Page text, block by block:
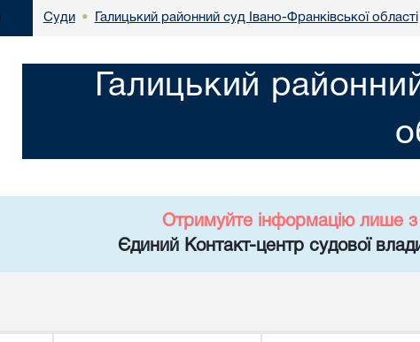
Суди • Галицький районний суд Івано-Франківської області
Галицький
Отримуйте інформацію лише з
Єдиний Контакт-центр судової